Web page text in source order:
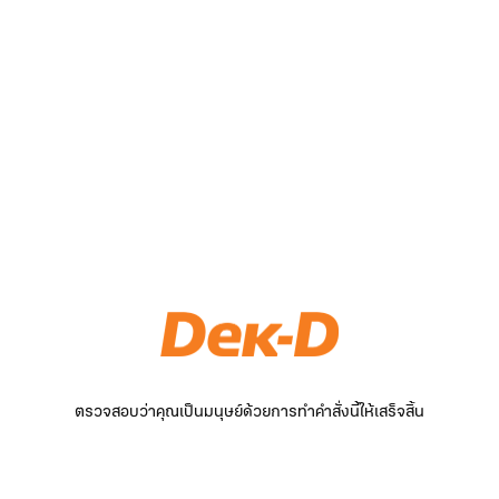
ตรวจสอบว่าคุณเป็นมนุษย์ด้วยการทำคำสั่งนี้ให้เสร็จสิ้น